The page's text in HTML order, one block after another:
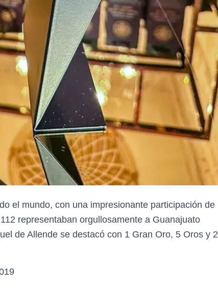
el mundo, con una impresionante participación de
representaban orgullosamente a Guanajuato
de Allende se destacó con 1 Gran Oro, 5 Oros y 2